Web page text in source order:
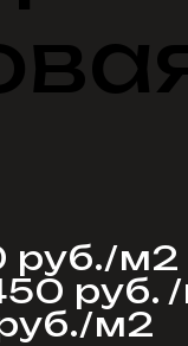
руб./
руб.
м2